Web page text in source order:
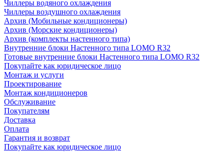
Чиллеры водяного охлаждения
Чиллеры воздушного охлаждения
Архив (Мобильные кондиционеры)
Архив (Морские кондиционеры)
Архив (комплекты настенного типа)
Внутренние блоки Настенного типа LOMO R32
Готовые внутренние блоки Настенного типа LOMO R32
Покупайте как юридическое лицо
Монтаж и услуги
Проектирование
Монтаж кондиционеров
Обслуживание
Покупателям
Доставка
Оплата
Гарантия и возврат
Покупайте как юридическое лицо